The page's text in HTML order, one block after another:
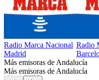
Radio Marca Nacional
Madrid
Radio
Más emisoras de Andalucía
Más emisoras de Andalucía